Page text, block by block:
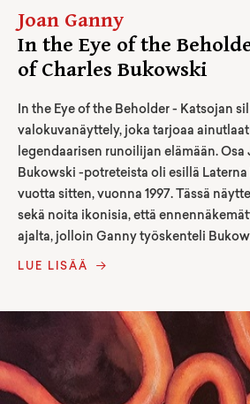
Joan Ganny
In the Eye of the
of Charles Bukowski
In the Eye of the Beholder - Katsojan
valokuvanäyttely, joka tarjoaa
legendaarisen runoilijan elämään.
Bukowski -potreteista oli esillä Laterna
vuotta sitten, vuonna 1997. Tässä
sekä noita ikonisia, että
ajalta, jolloin Ganny työskenteli
LUE LISÄÄ